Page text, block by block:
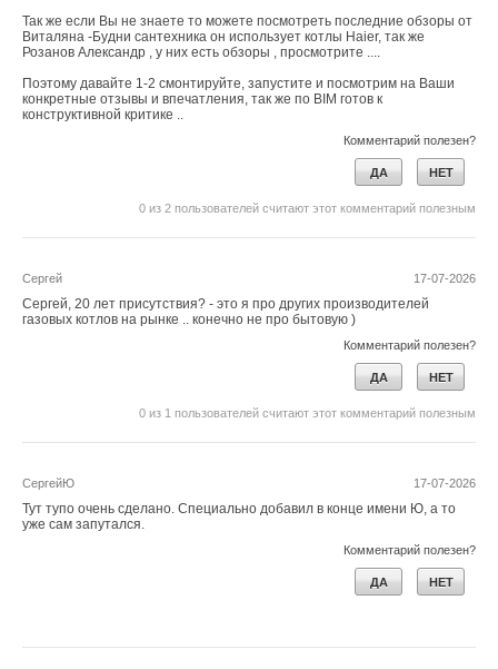
Так же если Вы не знаете то можете посмотреть последние обзоры от
Виталяна -Будни сантехника он использует котлы Haier, так же
Розанов Александр , у них есть обзоры , просмотрите ....
Поэтому давайте 1-2 смонтируйте, запустите и посмотрим на Ваши
конкретные отзывы и впечатления, так же по BIM готов к
конструктивной критике ..
Комментарий полезен?
ДА НЕТ
0 из 2 пользователей считают этот комментарий полезным
17-07-2026
Сергей
Сергей, 20 лет присутствия? - это я про других производителей
газовых котлов на рынке .. конечно не про бытовую )
Комментарий полезен?
ДА НЕТ
0 из 1 пользователей считают этот комментарий полезным
17-07-2026
СергейЮ
Тут тупо очень сделано. Специально добавил в конце имени Ю, а то
уже сам запутался.
Комментарий полезен?
ДА НЕТ